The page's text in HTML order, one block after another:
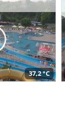
37,2 °C